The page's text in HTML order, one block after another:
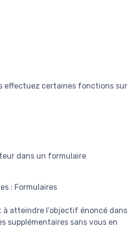
effectuez certaines fonctions sur
dans un formulaire
: Formulaires
atteindre l’objectif énoncé dans
supplémentaires sans vous en